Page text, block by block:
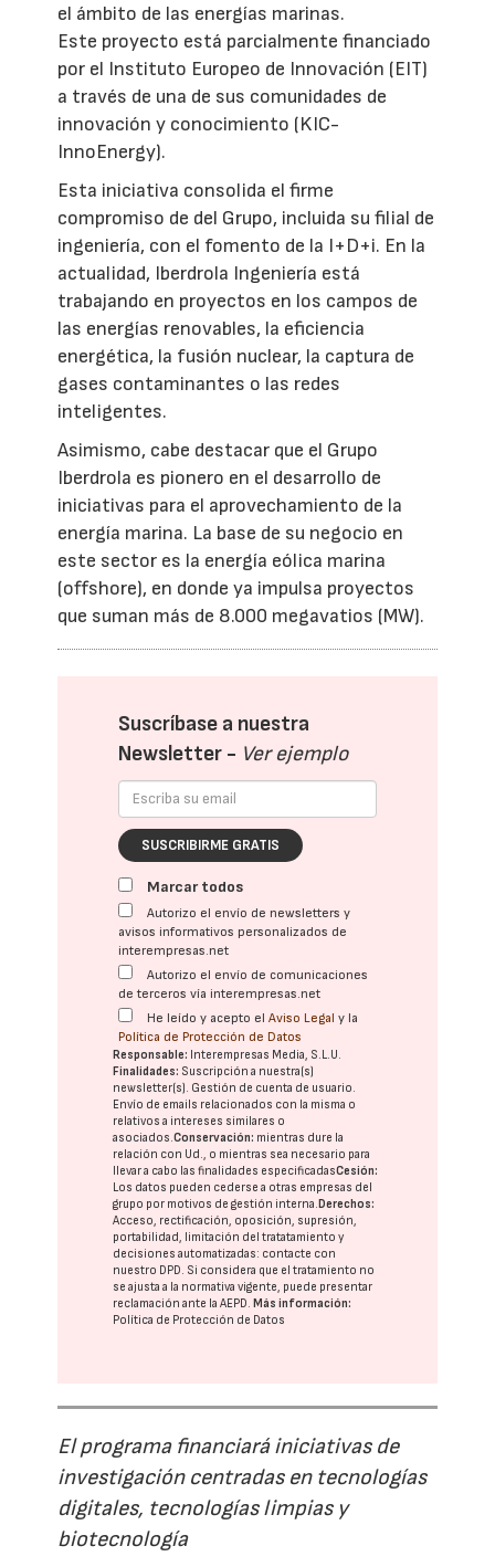
el ámbito de las energías marinas.
Este proyecto está parcialmente financiado
por el Instituto Europeo de Innovación (EIT)
a través de una de sus comunidades de
innovación y conocimiento (KIC-
InnoEnergy).
Esta iniciativa consolida el firme
compromiso de del Grupo, incluida su filial de
ingeniería, con el fomento de la I+D+i. En la
actualidad, Iberdrola Ingeniería está
trabajando en proyectos en los campos de
las energías renovables, la eficiencia
energética, la fusión nuclear, la captura de
gases contaminantes o las redes
inteligentes.
Asimismo, cabe destacar que el Grupo
Iberdrola es pionero en el desarrollo de
iniciativas para el aprovechamiento de la
energía marina. La base de su negocio en
este sector es la energía eólica marina
(offshore), en donde ya impulsa proyectos
que suman más de 8.000 megavatios (MW).
Suscríbase a nuestra
Newsletter - Ver ejemplo
SUSCRIBIRME GRATIS
Marcar todos
Autorizo el envío de newsletters y
avisos informativos personalizados de
interempresas.net
Autorizo el envío de comunicaciones
de terceros vía interempresas.net
He leído y acepto elAviso Legal y la
Política de Protección de Datos
Responsable: Interempresas Media, S.L.U.
Finalidades: Suscripción a nuestra(s)
newsletter(s). Gestión de cuenta de usuario.
Envío de emails relacionados con la misma o
relativos a intereses similares o
asociados.Conservación: mientras dure la
relación con Ud., o mientras sea necesario para
llevar a cabo las finalidades especificadasCesión:
Los datos pueden cederse a otras empresas del
grupo por motivos de gestión interna.Derechos:
Acceso, rectificación, oposición, supresión,
portabilidad, limitación del tratatamiento y
decisiones automatizadas: contacte con
nuestro DPD. Si considera que el tratamiento no
se ajusta a la normativa vigente, puede presentar
reclamación ante laAEPD.Más información:
Política de Protección de Datos
El programa financiará iniciativas de
investigación centradas en tecnologías
digitales, tecnologías limpias y
biotecnología